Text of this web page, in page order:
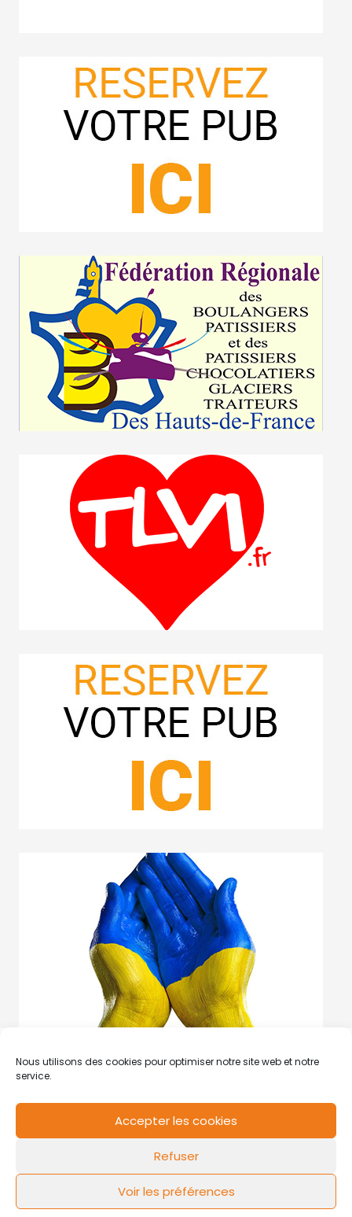
Nous utilisons des cookies pour optimiser notre site web et notre
service.
Accepter les cookies
Refuser
Voir les préférences
Mentions légales Politique de cookies
FLOW44